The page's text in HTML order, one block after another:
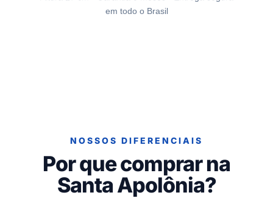
em todo o Brasil
NOSSOS DIFERENCIAIS
Por que comprar na
Santa Apolônia?